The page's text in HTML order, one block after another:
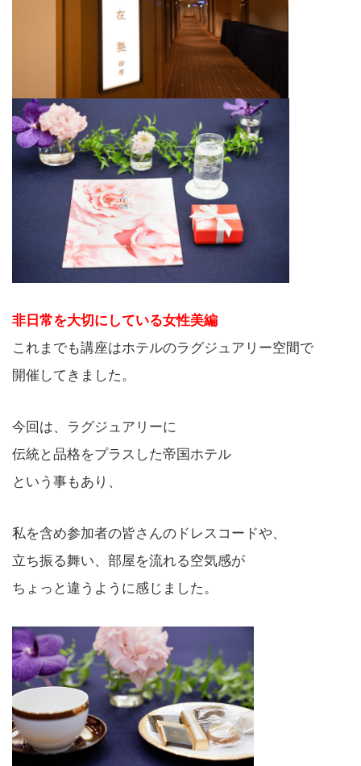
非日常を大切にしている女性美編
これまでも講座はホテルのラグジュアリー空間で
開催してきました。
今回は、ラグジュアリーに
伝統と品格をプラスした帝国ホテル
という事もあり、
私を含め参加者の皆さんのドレスコードや、
立ち振る舞い、部屋を流れる空気感が
ちょっと違うように感じました。